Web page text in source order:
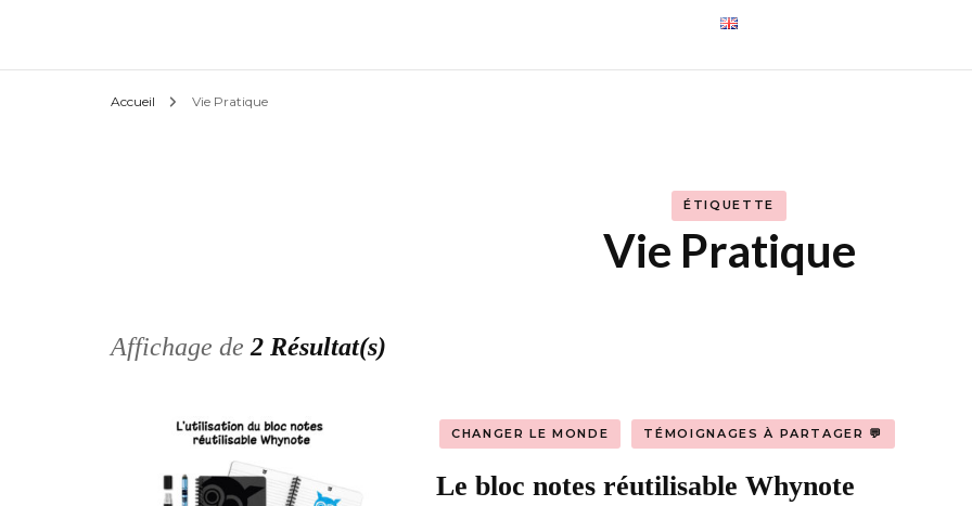
A-Z : Changer le
monde
Poèmes, Albums
A-Z : Musique &
Divertissement
(2019)
Pourquoi ce site ?
Accueil Vie Pratique
ÉTIQUETTE
Vie Pratique
Affichage de 2 Résultat(s)
CHANGER LE MONDE TÉMOIGNAGES À PARTAGER 💬
Le bloc notes réutilisable Whynote